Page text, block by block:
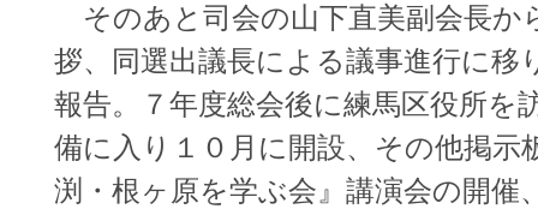
そのあと司会の山下直美副会長か
拶、同選出議長による議事進行に移
報告。７年度総会後に練馬区役所を
備に入り１０月に開設、その他掲示
渕・根ヶ原を学ぶ会』講演会の開催